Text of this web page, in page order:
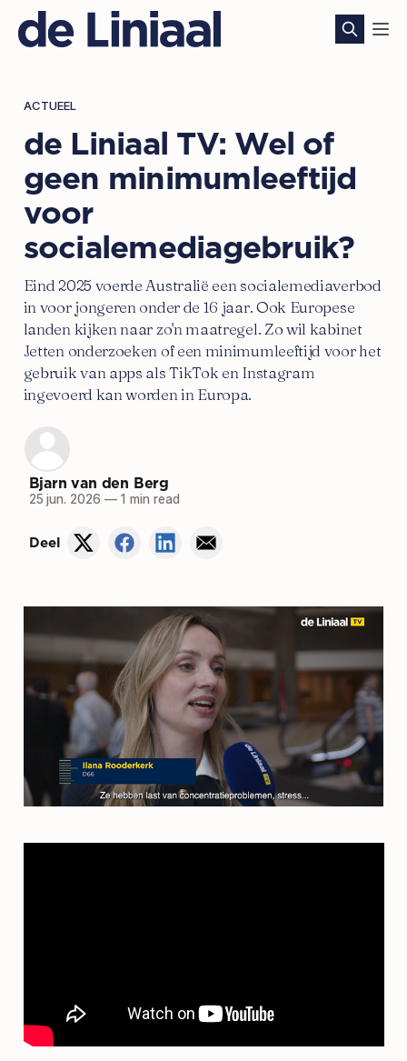
ACTUEEL
de Liniaal TV: Wel of
geen minimumleeftijd
voor
socialemediagebruik?
Eind 2025 voerde Australië een socialemediaverbod
in voor jongeren onder de 16 jaar. Ook Europese
landen kijken naar zo'n maatregel. Zo wil kabinet
Jetten onderzoeken of een minimumleeftijd voor het
gebruik van apps als TikTok en Instagram
ingevoerd kan worden in Europa.
Bjarn van den Berg
25 jun. 2026 —1 min read
Deel